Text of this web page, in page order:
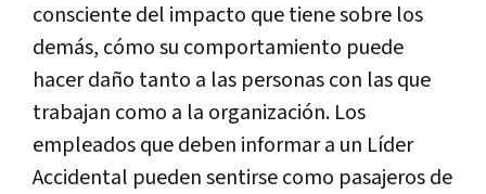
consciente del impacto que tiene sobre los
demás, cómo su comportamiento puede
hacer daño tanto a las personas con las que
trabajan como a la organización. Los
empleados que deben informar a un Líder
Accidental pueden sentirse como pasajeros de